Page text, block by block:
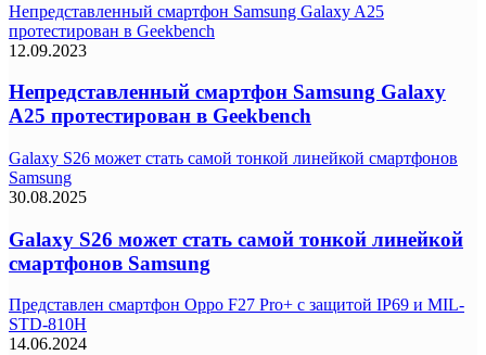
Непредставленный смартфон Samsung Galaxy A25
протестирован в Geekbench
12.09.2023
Непредставленный смартфон Samsung Galaxy
A25 протестирован в Geekbench
Galaxy S26 может стать самой тонкой линейкой смартфонов
Samsung
30.08.2025
Galaxy S26 может стать самой тонкой линейкой
смартфонов Samsung
Представлен смартфон Oppo F27 Pro+ с защитой IP69 и MIL-
STD-810H
14.06.2024